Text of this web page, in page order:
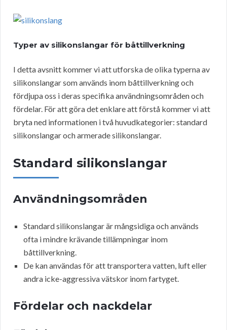
Typer av silikonslangar för båttillverkning
I detta avsnitt kommer vi att utforska de olika typerna av
silikonslangar som används inom båttillverkning och
fördjupa oss i deras specifika användningsområden och
fördelar. För att göra det enklare att förstå kommer vi att
bryta ned informationen i två huvudkategorier: standard
silikonslangar och armerade silikonslangar.
Standard silikonslangar
Användningsområden
Standard silikonslangar är mångsidiga och används
ofta i mindre krävande tillämpningar inom
båttillverkning.
De kan användas för att transportera vatten, luft eller
andra icke-aggressiva vätskor inom fartyget.
Fördelar och nackdelar